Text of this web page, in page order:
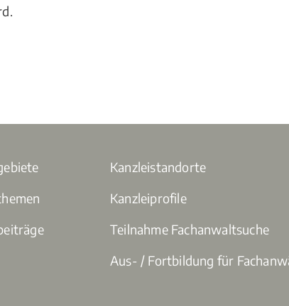
Kanzleistandorte
Kanzleiprofile
Teilnahme Fachanwaltsuche
Aus- / Fortbildung für